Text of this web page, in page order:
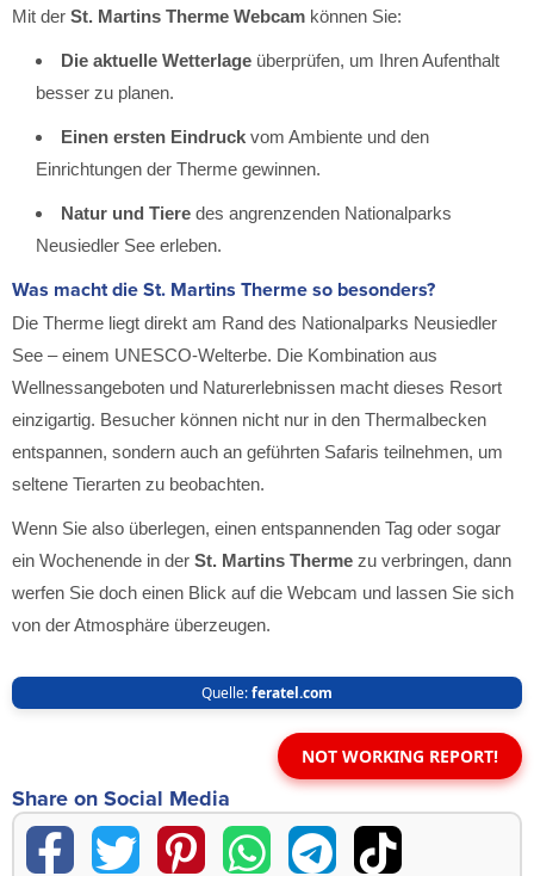
Mit der St. Martins Therme Webcam können Sie:
Die aktuelle Wetterlage überprüfen, um Ihren Aufenthalt
besser zu planen.
Einen ersten Eindruck vom Ambiente und den
Einrichtungen der Therme gewinnen.
Natur und Tiere des angrenzenden Nationalparks
Neusiedler See erleben.
Was macht die St. Martins Therme so besonders?
Die Therme liegt direkt am Rand des Nationalparks Neusiedler
See – einem UNESCO-Welterbe. Die Kombination aus
Wellnessangeboten und Naturerlebnissen macht dieses Resort
einzigartig. Besucher können nicht nur in den Thermalbecken
entspannen, sondern auch an geführten Safaris teilnehmen, um
seltene Tierarten zu beobachten.
Wenn Sie also überlegen, einen entspannenden Tag oder sogar
ein Wochenende in der St. Martins Therme zu verbringen, dann
werfen Sie doch einen Blick auf die Webcam und lassen Sie sich
von der Atmosphäre überzeugen.
Quelle:feratel.com
NOT WORKING REPORT!
Share on Social Media